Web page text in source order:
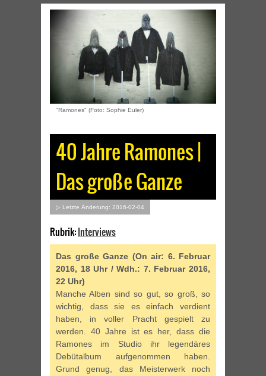
"Ramones" (Foto: Sophie Euler)
40 Jahre Ramones |
Das große Ganze
▷ Letzte Änderung: 2016-02-04
Rubrik:Interviews
Das große Ganze (On air: 6. Februar
2016, 18 Uhr / Wdh.: 7. Februar 2016,
22 Uhr)
Manche Alben sind so gut, so groß, so
wichtig, dass sie es einfach verdient
haben, in voller Pracht gespielt zu
werden. 40 Jahre ist es her, dass die
Ramones im Studio ihr legendäres
Debütalbum aufgenommen haben.
Grund genug, das Meisterwerk noch